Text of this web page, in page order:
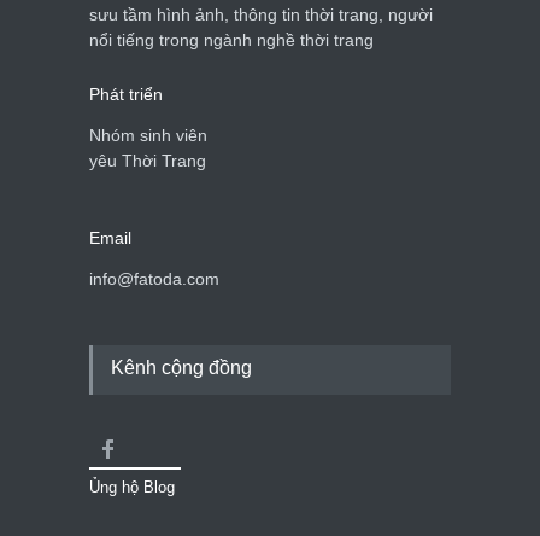
sưu tầm hình ảnh, thông tin thời trang, người
nổi tiếng trong ngành nghề thời trang
Phát triển
Nhóm sinh viên
yêu Thời Trang
Email
info@fatoda.com
Kênh cộng đồng
Ủng hộ Blog